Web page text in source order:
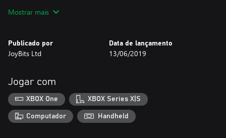
zumbis!
CARACTERÍSTICAS
- Uma enorme variedade de vida selvagem espera por você no
- O modo “Planet” permite que você veja o seu planeta ganhar
vida enquanto joga.
- O modo “Missão” oferece novos quebra-cabeças desafiadores.
- Modo "Quebra-cabeça". Você consegue encontrar o objeto
final?
Mostrar mais
Publicado por
JoyBits Ltd
Data de lançamento
13/06/2019
Jogar com
XBOX One XBOX Series X|S
Computador Handheld